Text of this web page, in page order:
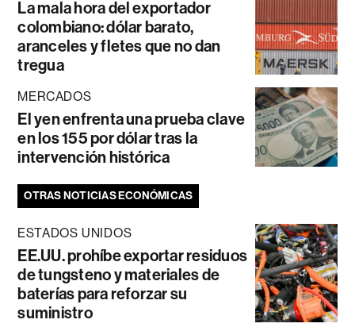
La mala hora del exportador
colombiano: dólar barato,
aranceles y fletes que no dan
tregua
MERCADOS
El yen enfrenta una prueba clave
en los 155 por dólar tras la
intervención histórica
OTRAS NOTICIAS ECONÓMICAS
ESTADOS UNIDOS
EE.UU. prohíbe exportar residuos
de tungsteno y materiales de
baterías para reforzar su
suministro